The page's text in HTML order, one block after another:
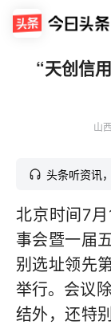
“天创信
山
头条听资讯
北京时间7
事会暨一届
别选址领先
举行。会议
结外，还特